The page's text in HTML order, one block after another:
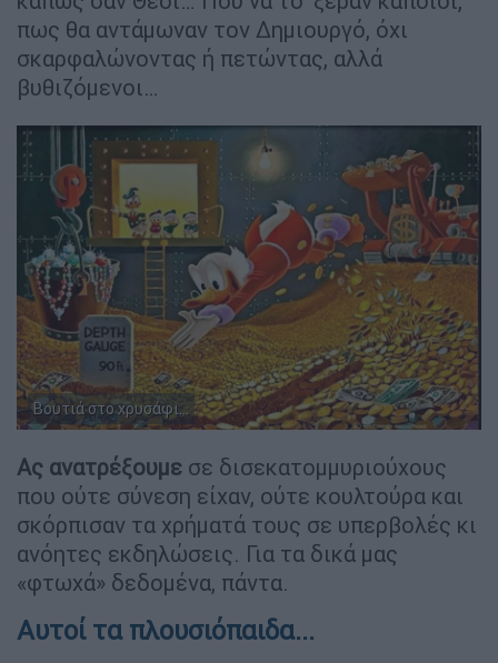
πως θα αντάμωναν τον Δημιουργό, όχι
σκαρφαλώνοντας ή πετώντας, αλλά
βυθιζόμενοι…
Βουτιά στο χρυσάφι...
Ας ανατρέξουμε σε δισεκατομμυριούχους
που ούτε σύνεση είχαν, ούτε κουλτούρα και
σκόρπισαν τα χρήματά τους σε υπερβολές κι
ανόητες εκδηλώσεις. Για τα δικά μας
«φτωχά» δεδομένα, πάντα.
Αυτοί τα πλουσιόπαιδα...